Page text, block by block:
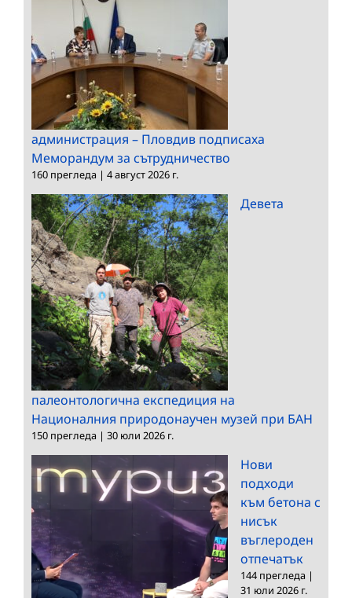
администрация – Пловдив подписаха
Меморандум за сътрудничество
160 прегледа | 4 август 2026 г.
Девета
палеонтологична експедиция на
Националния природонаучен музей при БАН
150 прегледа | 30 юли 2026 г.
Нови
подходи
към бетона с
нисък
въглероден
отпечатък
144 прегледа |
31 юли 2026 г.